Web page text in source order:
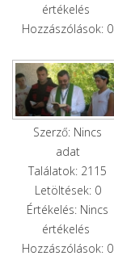
értékelés
Hozzászólások: 0
Szerző: Nincs
adat
Találatok: 2115
Letöltések: 0
Értékelés: Nincs
értékelés
Hozzászólások: 0